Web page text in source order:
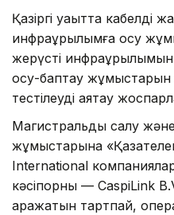
Қазіргі уақытта кабелді
инфрақұрылымға қосу
жерүсті
қосу-баптау
тестілеуді аяқтау
Магистральды салу
жұмыстарына
International
кәсіпорны — CaspiLink
қаражатын тартпай,